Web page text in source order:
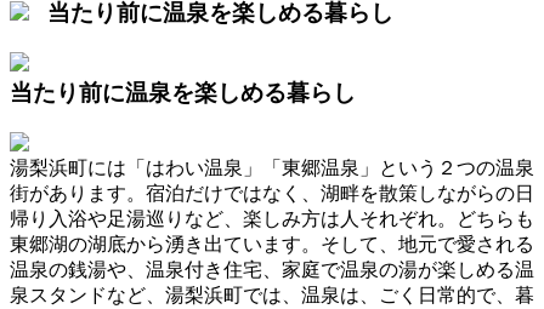
当たり前に温泉を楽しめる暮らし
当たり前に温泉を楽しめる暮らし
湯梨浜町には「はわい温泉」「東郷温泉」という２つの温泉
街があります。宿泊だけではなく、湖畔を散策しながらの日
帰り入浴や足湯巡りなど、楽しみ方は人それぞれ。どちらも
東郷湖の湖底から湧き出ています。そして、地元で愛される
温泉の銭湯や、温泉付き住宅、家庭で温泉の湯が楽しめる温
泉スタンドなど、湯梨浜町では、温泉は、ごく日常的で、暮